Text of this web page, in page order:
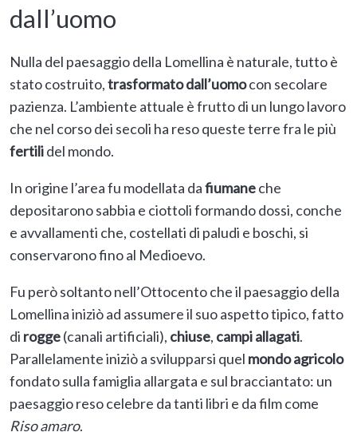
dall’uomo
Nulla del paesaggio della Lomellina è naturale, tutto è
stato costruito,trasformato dall’uomocon secolare
pazienza. L’ambiente attuale è frutto di un lungo lavoro
che nel corso dei secoli ha reso queste terre fra le più
fertilidel mondo.
In origine l’area fu modellata dafiumaneche
depositarono sabbia e ciottoli formando dossi, conche
e avvallamenti che, costellati di paludi e boschi, si
conservarono fino al Medioevo.
Fu però soltanto nell’Ottocento che il paesaggio della
Lomellina iniziò ad assumere il suo aspetto tipico, fatto
di rogge(canali artificiali), chiuse, campi allagati.
Parallelamente iniziò a svilupparsi quel mondo agricolo
fondato sulla famiglia allargata e sul bracciantato: un
paesaggio reso celebre da tanti libri e da film come
Riso amaro.